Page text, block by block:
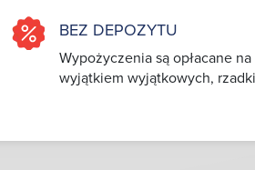
BEZ DEPOZYTU
Wypożyczenia są opłacane
wyjątkiem wyjątkowych,